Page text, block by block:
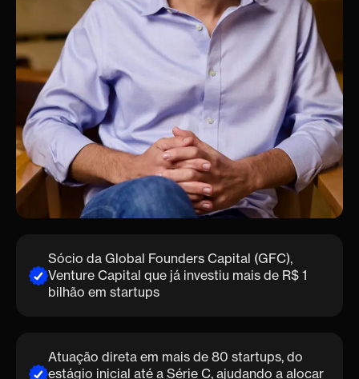
Sócio da Global Founders Capital (GFC),
Venture Capital que já investiu mais de R$ 1
bilhão em startups
Atuação direta em mais de 80 startups, do
estágio inicial até a Série C, ajudando a alocar